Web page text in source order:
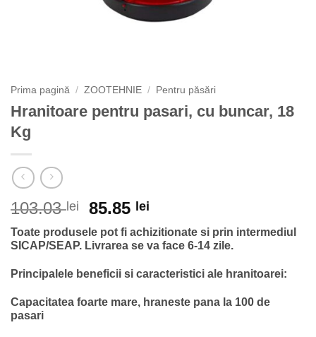
Prima pagină / ZOOTEHNIE / Pentru păsări
Hranitoare pentru pasari, cu buncar, 18
Kg
103.03 lei
Prețul
inițial
a
103.03 lei.
85.85 lei
curent
este:
Toate produsele pot fi achizitionate si prin intermediul
SICAP/SEAP. Livrarea se va face 6-14 zile.
Principalele beneficii si caracteristici ale hranitoarei:
Capacitatea foarte mare, hraneste pana la 100 de
pasari